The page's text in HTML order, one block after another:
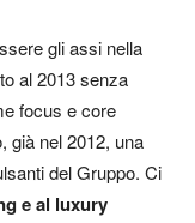
gli assi nella
al 2013 senza
focus e core
già nel 2012, una
del Gruppo. Ci
e al luxury